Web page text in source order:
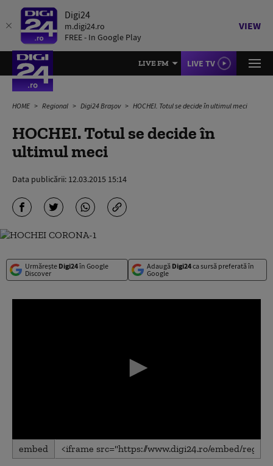
Digi24
m.digi24.ro
FREE - In Google Play
VIEW
LIVE FM LIVE TV
HOME Regional Digi24 Brașov HOCHEI. Totul se decide în ultimul meci
HOCHEI. Totul se decide în
ultimul meci
Data publicării: 12.03.2015 15:14
Urmărește Digi24în Google
Discover
Adaugă Digi24ca sursă preferată în
Google
0
seconds
embed